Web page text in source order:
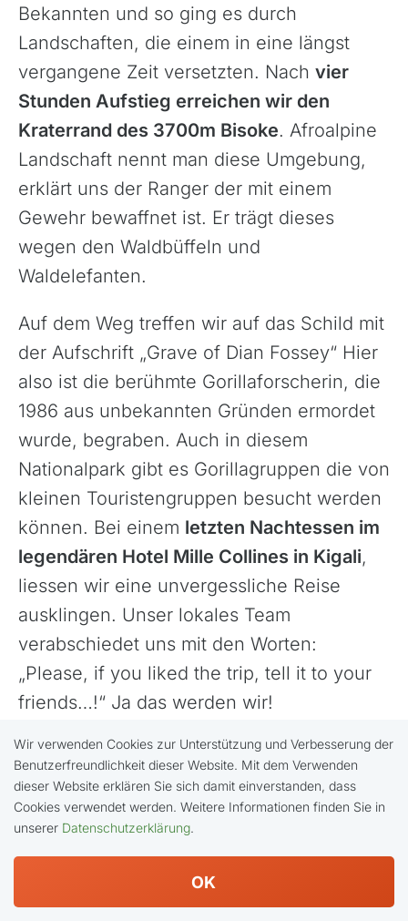
Bekannten und so ging es durch
Landschaften, die einem in eine längst
vergangene Zeit versetzten. Nach vier
Stunden Aufstieg erreichen wir den
Kraterrand des 3700m Bisoke. Afroalpine
Landschaft nennt man diese Umgebung,
erklärt uns der Ranger der mit einem
Gewehr bewaffnet ist. Er trägt dieses
wegen den Waldbüffeln und
Waldelefanten.
Auf dem Weg treffen wir auf das Schild mit
der Aufschrift „Grave of Dian Fossey“ Hier
also ist die berühmte Gorillaforscherin, die
1986 aus unbekannten Gründen ermordet
wurde, begraben. Auch in diesem
Nationalpark gibt es Gorillagruppen die von
kleinen Touristengruppen besucht werden
können. Bei einem letzten Nachtessen im
legendären Hotel Mille Collines in Kigali,
liessen wir eine unvergessliche Reise
ausklingen. Unser lokales Team
verabschiedet uns mit den Worten:
„Please, if you liked the trip, tell it to your
friends…!“ Ja das werden wir!
Wir verwenden Cookies zur Unterstützung und Verbesserung der
Benutzerfreundlichkeit dieser Website. Mit dem Verwenden
dieser Website erklären Sie sich damit einverstanden, dass
Cookies verwendet werden. Weitere Informationen finden Sie in
unserer Datenschutzerklärung.
OK